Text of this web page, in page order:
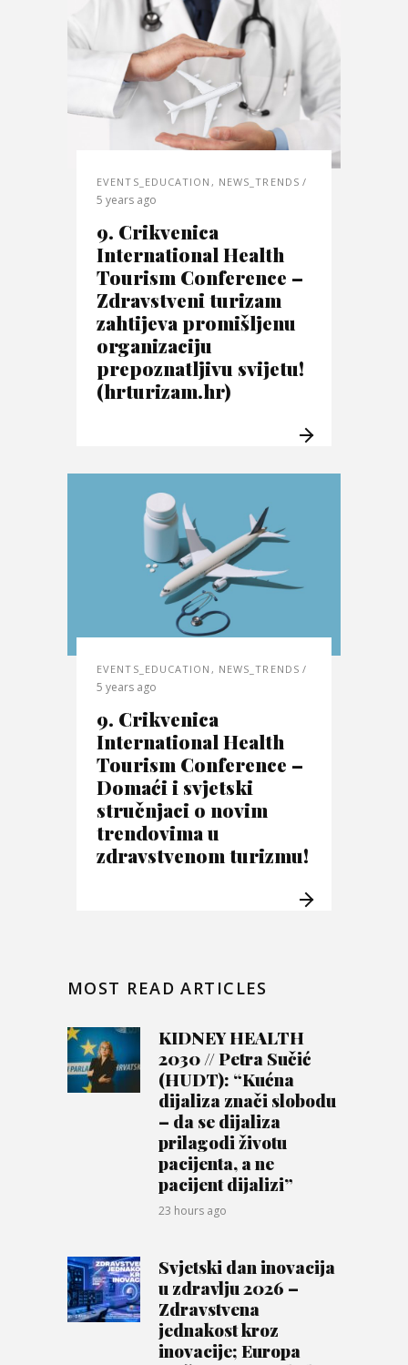
EVENTS_EDUCATION , NEWS_TRENDS
5 years ago
9. Crikvenica
International Health
Tourism Conference –
Zdravstveni turizam
zahtijeva promišljenu
organizaciju
prepoznatljivu svijetu!
(hrturizam.hr)
EVENTS_EDUCATION , NEWS_TRENDS
5 years ago
9. Crikvenica
International Health
Tourism Conference –
Domaći i svjetski
stručnjaci o novim
trendovima u
zdravstvenom turizmu!
MOST READ ARTICLES
KIDNEY HEALTH
2030 // Petra Sučić
(HUDT): “Kućna
dijaliza znači slobodu
– da se dijaliza
prilagodi životu
pacijenta, a ne
pacijent dijalizi”
23 hours ago
Svjetski dan inovacija
u zdravlju 2026 –
Zdravstvena
jednakost kroz
inovacije; Europa